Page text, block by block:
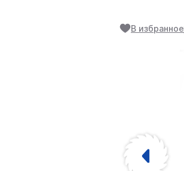
В избранное